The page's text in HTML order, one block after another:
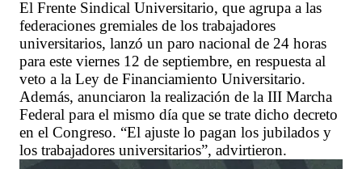
El Frente Sindical Universitario, que agrupa a las
federaciones gremiales de los trabajadores
universitarios, lanzó un paro nacional de 24 horas
para este viernes 12 de septiembre, en respuesta al
veto a la Ley de Financiamiento Universitario.
Además, anunciaron la realización de la III Marcha
Federal para el mismo día que se trate dicho decreto
en el Congreso. “El ajuste lo pagan los jubilados y
los trabajadores universitarios”, advirtieron.